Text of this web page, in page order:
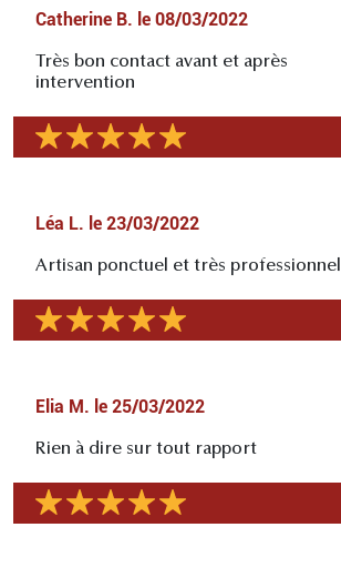
Catherine B. le 08/03/2022
Très bon contact avant et après
intervention
Léa L. le 23/03/2022
Artisan ponctuel et très professionnel
Elia M. le 25/03/2022
Rien à dire sur tout rapport